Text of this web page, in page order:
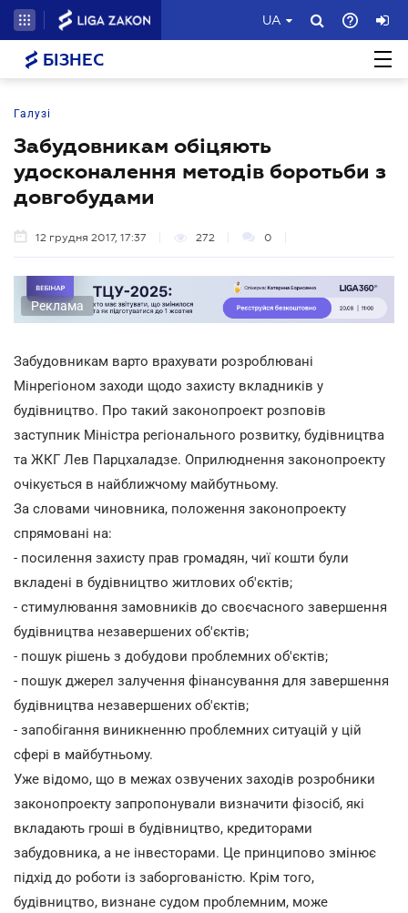
UA
БІЗНЕС
Галузі
Забудовникам обіцяють
удосконалення методів боротьби з
довгобудами
12 грудня 2017, 17:37 272 0
Реклама
Забудовникам варто врахувати розроблювані
Мінрегіоном заходи щодо захисту вкладників у
будівництво. Про такий законопроект розповів
заступник Міністра регіонального розвитку, будівництва
та ЖКГ Лев Парцхаладзе. Оприлюднення законопроекту
очікується в найближчому майбутньому.
За словами чиновника, положення законопроекту
спрямовані на:
- посилення захисту прав громадян, чиї кошти були
вкладені в будівництво житлових об'єктів;
- стимулювання замовників до своєчасного завершення
будівництва незавершених об'єктів;
- пошук рішень з добудови проблемних об'єктів;
- пошук джерел залучення фінансування для завершення
будівництва незавершених об'єктів;
- запобігання виникненню проблемних ситуацій у цій
сфері в майбутньому.
Уже відомо, що в межах озвучених заходів розробники
законопроекту запропонували визначити фізосіб, які
вкладають гроші в будівництво, кредиторами
забудовника, а не інвесторами. Це принципово змінює
підхід до роботи із заборгованістю. Крім того,
будівництво, визнане судом проблемним, може